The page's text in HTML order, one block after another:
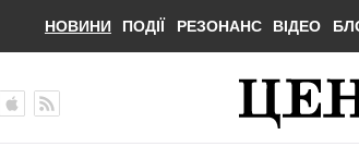
НОВИНИ ПОДІЇ РЕЗОНАНС ВІДЕО